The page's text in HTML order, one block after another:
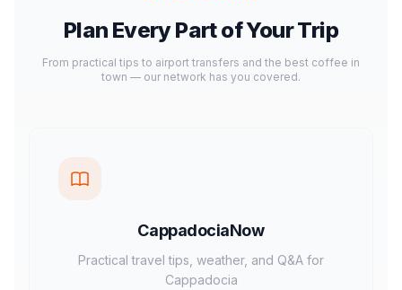
Plan Every Part of Your Trip
From practical tips to airport transfers and the best coffee in
town — our network has you covered.
CappadociaNow
Practical travel tips, weather, and Q&A for
Cappadocia